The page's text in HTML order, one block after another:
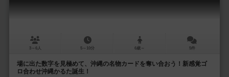
3～6人 5～10分 6歳～ 5件
場に出た数字を見極めて、沖縄の名物カードを奪い合おう！新感覚ゴ
ロ合わせ沖縄かるた誕生！